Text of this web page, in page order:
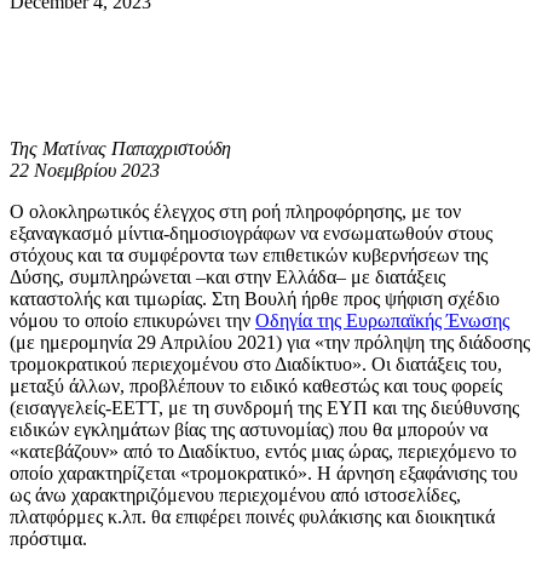
Της Ματίνας Παπαχριστούδη
22 Νοεμβρίου 2023
Ο ολοκληρωτικός έλεγχος στη ροή πληροφόρησης, με τον
εξαναγκασμό μίντια-δημοσιογράφων να ενσωματωθούν στους
στόχους και τα συμφέροντα των επιθετικών κυβερνήσεων της
Δύσης, συμπληρώνεται –και στην Ελλάδα– με διατάξεις
καταστολής και τιμωρίας. Στη Βουλή ήρθε προς ψήφιση σχέδιο
νόμου το οποίο επικυρώνει την Οδηγία της Ευρωπαϊκής Ένωσης
(με ημερομηνία 29 Απριλίου 2021) για «την πρόληψη της διάδοσης
τρομοκρατικού περιεχομένου στο Διαδίκτυο». Οι διατάξεις του,
μεταξύ άλλων, προβλέπουν το ειδικό καθεστώς και τους φορείς
(εισαγγελείς-ΕΕΤΤ, με τη συνδρομή της ΕΥΠ και της διεύθυνσης
ειδικών εγκλημάτων βίας της αστυνομίας) που θα μπορούν να
«κατεβάζουν» από το Διαδίκτυο, εντός μιας ώρας, περιεχόμενο το
οποίο χαρακτηρίζεται «τρομοκρατικό». Η άρνηση εξαφάνισης του
ως άνω χαρακτηριζόμενου περιεχομένου από ιστοσελίδες,
πλατφόρμες κ.λπ. θα επιφέρει ποινές φυλάκισης και διοικητικά
πρόστιμα.